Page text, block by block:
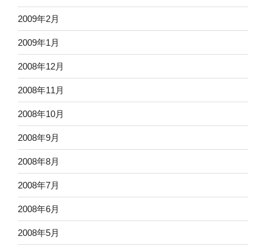
2009年2月
2009年1月
2008年12月
2008年11月
2008年10月
2008年9月
2008年8月
2008年7月
2008年6月
2008年5月